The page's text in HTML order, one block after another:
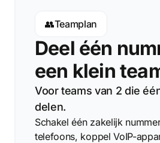
👥Teamplan
Deel één
een klein
Voor teams van 2 die
delen.
Schakel één zakelijk
telefoons, koppel VoIP-